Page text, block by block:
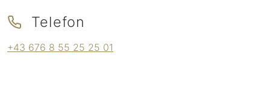
Telefon
+43 676 8 55 25 25 01